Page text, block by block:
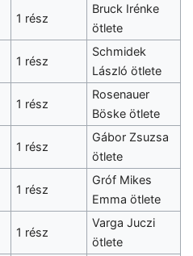
1 rész
Bruck Irénke
ötlete
1 rész
Schmidek
László ötlete
1 rész
Rosenauer
Böske ötlete
1 rész
Gábor Zsuzsa
ötlete
1 rész
Gróf Mikes
Emma ötlete
1 rész
Varga Juczi
ötlete